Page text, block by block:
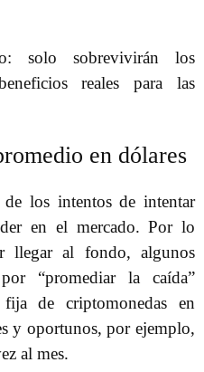
solo sobrevivirán los
reales para las
en dólares
los intentos de intentar
en el mercado. Por lo
llegar al fondo, algunos
“promediar la caída”
de criptomonedas en
y oportunos, por ejemplo,
al mes.